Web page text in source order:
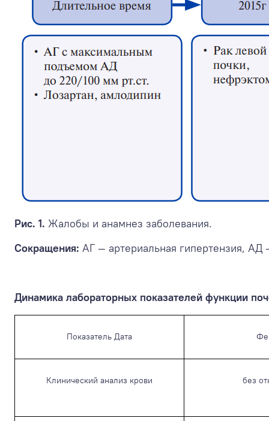
Рис. 1. Жалобы и анамнез заболевания.
Сокращения: АГ — артериальная гипертензия,
Динамика лабораторных показателей функции
Показатель Дата
Клинический анализ крови без